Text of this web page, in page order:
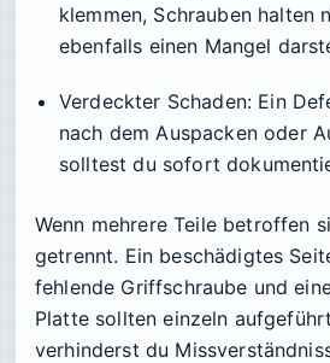
klemmen, Schrauben halten
ebenfalls einen Mangel
Verdeckter Schaden: Ein
nach dem Auspacken oder
solltest du sofort
Wenn mehrere Teile betroffen
getrennt. Ein beschädigtes
fehlende Griffschraube und
Platte sollten einzeln
verhinderst du